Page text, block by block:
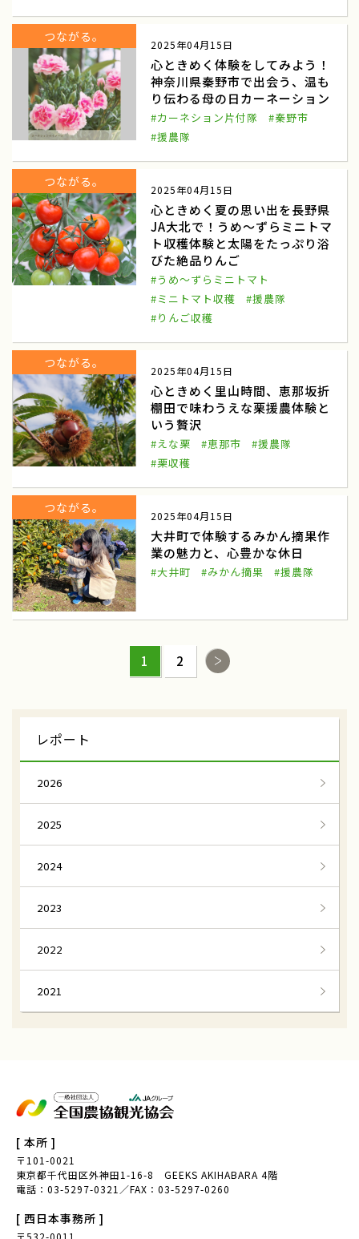
豆苗栽培
日本農業検定 食育体験
田んぼへ行こう 田植え体験
お米の作り方 寺島なす
ふるさと体験交流 伝統野菜
江戸東京野菜 のらぼう菜
大地の恵み 国府にんじん
群馬県高崎市 淡路島たまねぎ
淡路たまねぎ収穫体験 兵庫県淡路島
難波ねぎ収穫体験
なにわの伝統野菜
田舎でいいね食育探訪 紅大根
ケンケン鰹
伝統漁法刺し網
レタス 山菜摘み
城泊 日本の城に宿泊
歴史的建造物や文化財 特別な体験
ガストロノミーツーリズム
奈良県金剛葛城山麓 花御所柿
はなごしょかき収穫体験 鳥取県こおげ
八朔収穫 和歌山県紀の川市
長野県松本市
はたごんぼ収穫
京都与謝野町 万願寺とうがらし
オクラ収穫体験
にっこり梨 なし収穫体験
中田の棚田
備前黒皮かぼちゃ
ころ柿 ころ柿援農隊
宮城県
つながる。
2025年04月15日
心ときめく体験をしてみよう！
神奈川県秦野市で出会う、温も
り伝わる母の日カーネーション
#カーネション片付隊
#秦野市
#援農隊
つながる。
2025年04月15日
心ときめく夏の思い出を長野県
JA大北で！うめ～ずらミニトマ
ト収穫体験と太陽をたっぷり浴
びた絶品りんご
#うめ～ずらミニトマト
#ミニトマト収穫
#援農隊
#りんご収穫
つながる。
2025年04月15日
心ときめく里山時間、恵那坂折
棚田で味わうえな栗援農体験と
いう贅沢
#えな栗 #恵那市
#援農隊
#栗収穫
つながる。
2025年04月15日
大井町で体験するみかん摘果作
業の魅力と、心豊かな休日
#大井町 #みかん摘果 #援農隊
1 2
レポート
2026
2025
2024
2023
2022
2021
[ 本所 ]
〒101-0021
東京都千代田区外神田1-16-8 GEEKS AKIHABARA 4階
電話：03-5297-0321／FAX：03-5297-0260
[ 西日本事務所 ]
〒532-0011